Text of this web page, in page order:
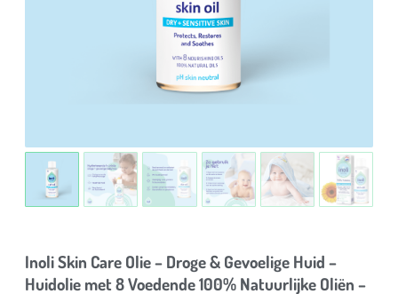
Inoli Skin Care Olie – Droge & Gevoelige Huid –
Huidolie met 8 Voedende 100% Natuurlijke Oliën –